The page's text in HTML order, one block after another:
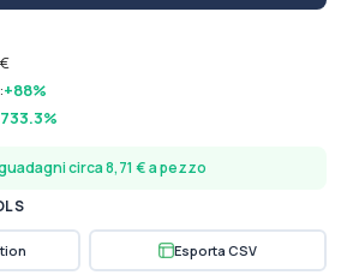
+88%
circa 8,71 € a pezzo
Esporta CSV